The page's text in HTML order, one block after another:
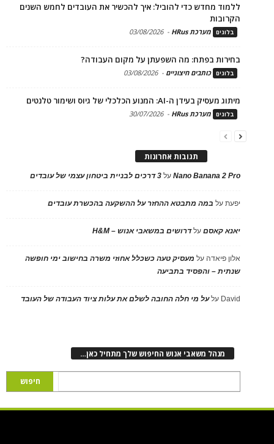
ללמוד מחדש כדי להוביל: איך להכשיר את העובדים לחמש השנים
הקרובות
בלוגים מערכת HRus -
03/08/2026
בחירות בפתח: מה השפעתן על מקום העבודה?
בלוגים כותבים חיצוניים -
03/08/2026
מיתוג מעסיק בעידן ה-AI: המנוע הכלכלי של גיוס ושימור טלנטים
בלוגים מערכת HRus -
30/07/2026
תגובות אחרונות
Nano Banana 2 Proעל 3 דרכים לבניית ביטחון עצמי של עובדים
יפעתעל במה מתבטא ההחזר על ההשקעה בהכשרת עובדים
יאנא קאסםעלדרושים במשאבי אנוש – H&M
אלון פיאדה על מעסיק טעה כשכלל אחוזי משרה בחישוב ימי חופשה
שנתית – והפסיד בתביעה
David עלעל מי חלה החובה לשלם את עלות ציוד העבודה של העובד
מנהל משאבי אנוש החיפוש שלך מתחיל כאן…